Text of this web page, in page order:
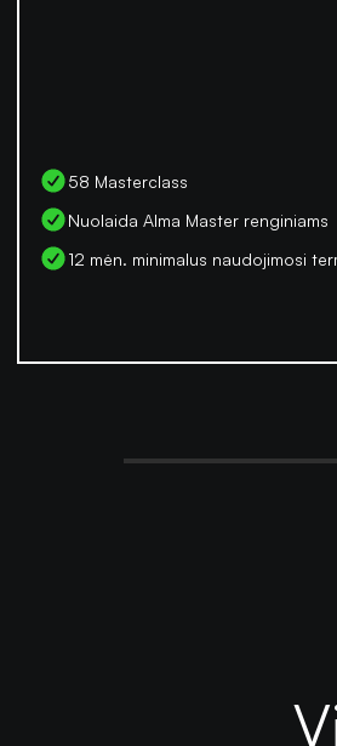
58 Masterclass
Nuolaida Alma Master renginiams
12 mėn. minimalus naudojimosi